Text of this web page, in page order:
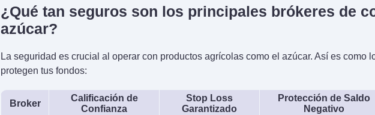
¿Qué tan seguros son los principales brókeres de
azúcar?
La seguridad es crucial al operar con productos agrícolas como el azúcar. Así es como
protegen tus fondos:
Broker
Calificación de
Confianza
Stop Loss
Garantizado
Protección de Saldo
Negativo